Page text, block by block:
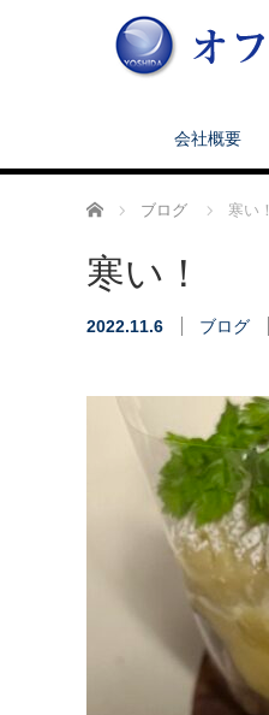
会社概要
ホーム ブログ 寒い！
寒い！
2022.11.6 ブログ